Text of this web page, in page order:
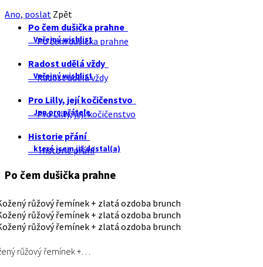
Ano, poslat Zpět
Po čem dušička prahne
Veřejný wishlist
Po čem dušička prahne
Radost udělá vždy
Veřejný wishlist
Radost udělá vždy
Pro Lilly, její kočičenstvo
Jen pro přátele
Pro Lilly, její kočičenstvo
Historie přání
které jsem již dostal(a)
Historie přání
Po čem dušička prahne
růžový řemínek +…